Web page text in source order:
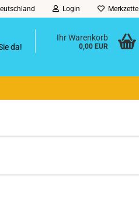
Login Merkzettel
da!
Ihr Warenkorb
0,00 EUR